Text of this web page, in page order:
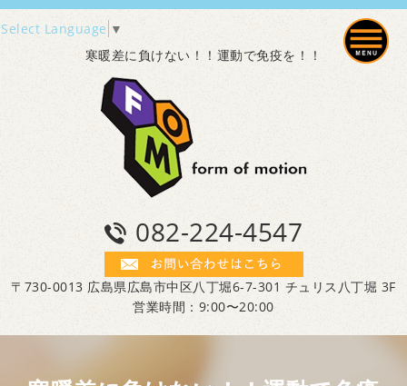
Select Language ▼
寒暖差に負けない！！運動で免疫を！！
082-224-4547
〒730-0013 広島県広島市中区八丁堀6-7-301 チュリス八丁堀 3F
営業時間：9:00〜20:00